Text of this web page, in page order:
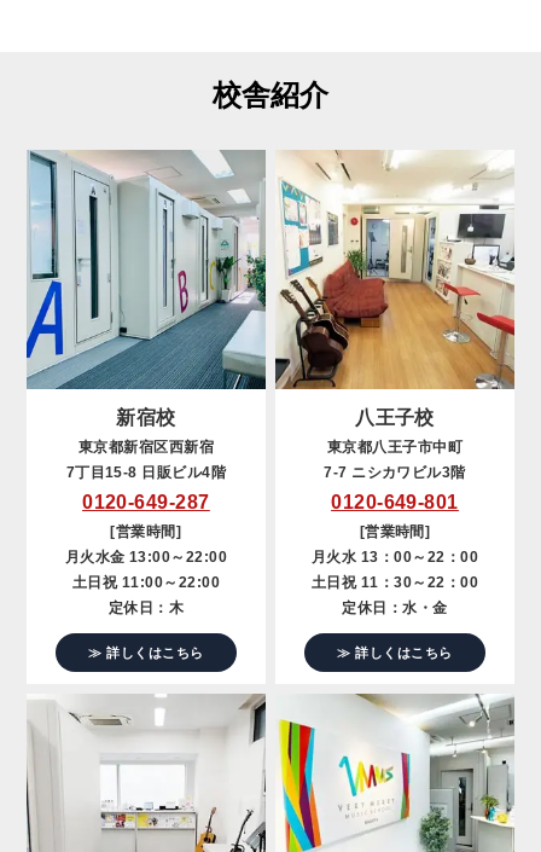
校舎紹介
新宿校
東京都新宿区西新宿
7丁目15-8 日販ビル4階
0120-649-287
[営業時間]
月火水金 13:00～22:00
土日祝 11:00～22:00
定休日：木
≫ 詳しくはこちら
八王子校
東京都八王子市中町
7-7 ニシカワビル3階
0120-649-801
[営業時間]
月火水 13：00～22：00
土日祝 11：30～22：00
定休日：水・金
≫ 詳しくはこちら